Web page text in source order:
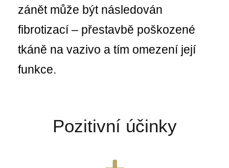
zánět může být následován
fibrotizací – přestavbě poškozené
tkáně na vazivo a tím omezení její
funkce.
Pozitivní účinky